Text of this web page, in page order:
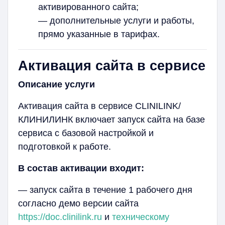
активированного сайта;
— дополнительные услуги и работы,
прямо указанные в тарифах.
Активация сайта в сервисе
Описание услуги
Активация сайта в сервисе CLINILINK/
КЛИНИЛИНК включает запуск сайта на базе
сервиса с базовой настройкой и
подготовкой к работе.
В состав активации входит:
— запуск сайта в течение 1 рабочего дня
согласно демо версии сайта
https://doc.clinilink.ru и техническому